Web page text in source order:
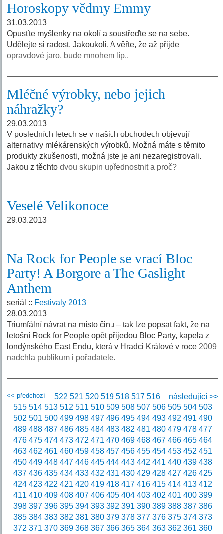
Horoskopy vědmy Emmy
31.03.2013
Opusťte myšlenky na okolí a soustřeďte se na sebe.
Udělejte si radost. Jakoukoli. A věřte, že až přijde
opravdové jaro, bude mnohem líp..
Mléčné výrobky, nebo jejich
náhražky?
29.03.2013
V posledních letech se v našich obchodech objevují
alternativy mlékárenských výrobků. Možná máte s těmito
produkty zkušenosti, možná jste je ani nezaregistrovali.
Jakou z těchtodvou skupin upřednostnit a proč?
Veselé Velikonoce
29.03.2013
Na Rock for People se vrací Bloc
Party! A Borgore a The Gaslight
Anthem
seriál :: Festivaly 2013
28.03.2013
Triumfální návrat na místo činu – tak lze popsat fakt, že na
letošní Rock for People opět přijedou Bloc Party, kapela z
londýnského East Endu, která v Hradci Králové v roce 2009
nadchla publikum i pořadatele.
<< předchozí následující >>
522 521 520 519 518 517 516
515 514 513 512 511 510 509 508 507 506 505 504 503
502 501 500 499 498 497 496 495 494 493 492 491 490
489 488 487 486 485 484 483 482 481 480 479 478 477
476 475 474 473 472 471 470 469 468 467 466 465 464
463 462 461 460 459 458 457 456 455 454 453 452 451
450 449 448 447 446 445 444 443 442 441 440 439 438
437 436 435 434 433 432 431 430 429 428 427 426 425
424 423 422 421 420 419 418 417 416 415 414 413 412
411 410 409 408 407 406 405 404 403 402 401 400 399
398 397 396 395 394 393 392 391 390 389 388 387 386
385 384 383 382 381 380 379 378 377 376 375 374 373
372 371 370 369 368 367 366 365 364 363 362 361 360